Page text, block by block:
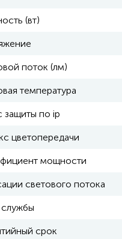
(вт)
поток (лм)
температура
защиты по ip
цветопередачи
мощности
светового потока
срок